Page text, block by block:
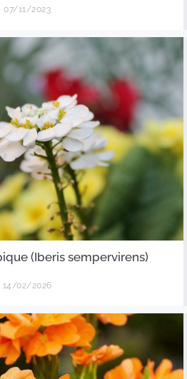
07/11/2023
(Iberis sempervirens)
14/02/2026